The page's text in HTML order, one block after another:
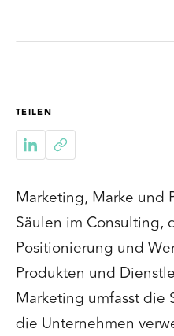
TEILEN
Marketing, Marke und
Säulen im Consulting,
Positionierung und
Produkten und
Marketing umfasst die
die Unternehmen